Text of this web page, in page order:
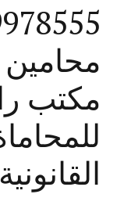
مكتب
القانونية